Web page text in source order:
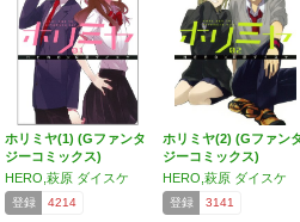
ホリミヤ(1) (Gファンタ
ジーコミックス)
HERO,萩原 ダイスケ
登録 4214
ホリミヤ(2) (Gファン
ジーコミックス)
HERO,萩原 ダイスケ
登録 3141